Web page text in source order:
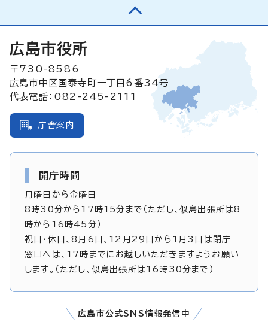
広島市役所
〒730-8586
広島市中区国泰寺町一丁目6番34号
代表電話：082-245-2111
庁舎案内
開庁時間
月曜日から金曜日
8時30分から17時15分まで（ただし、似島出張所は8
時から16時45分）
祝日・休日、8月6日、12月29日から1月3日は閉庁
窓口へは、17時までにお越しいただきますようお願い
します。（ただし、似島出張所は16時30分まで）
広島市公式SNS情報発信中